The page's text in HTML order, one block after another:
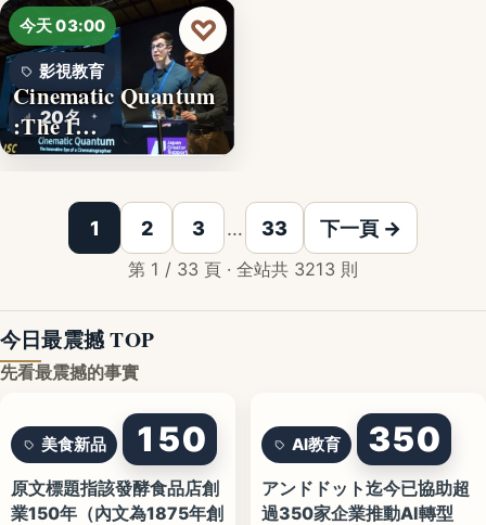
今天 03:00
影視教育
20名
Cinematic Quantum
:The I…
♡
1 2 3 … 33 下一頁 →
第 1 / 33 頁 · 全站共 3213 則
今日最震撼 TOP
先看最震撼的事實
美食新品 150
原文標題指該發酵食品店創
業150年（內文為1875年創
AI教育 350
アンドドット迄今已協助超
過350家企業推動AI轉型